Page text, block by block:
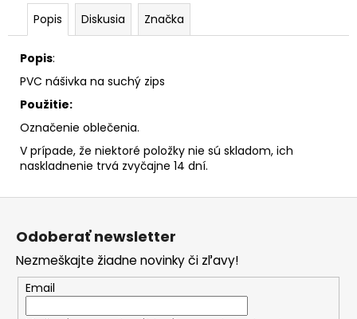
Popis Diskusia Značka
Popis:
PVC nášivka na suchý zips
Použitie:
Označenie oblečenia.
V prípade, že niektoré položky nie sú skladom, ich
naskladnenie trvá zvyčajne 14 dní.
a
e
Z
Odoberať newsletter
Nezmeškajte žiadne novinky či zľavy!
Email